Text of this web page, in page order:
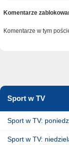
Komentarze
Komentarze w tym
Sport w TV
Sport w TV:
Sport w TV: